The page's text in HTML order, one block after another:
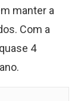
manter a
Com a
4